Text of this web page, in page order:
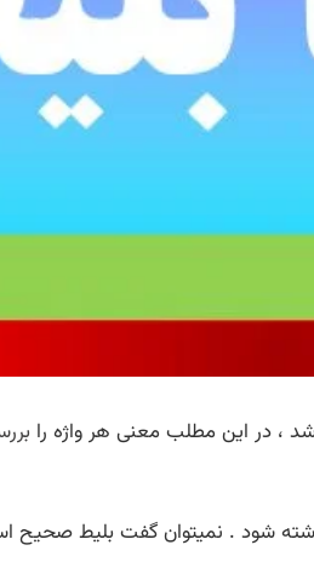
، در این مطلب معنی هر واژه را
شود . نمیتوان گفت بلیط صحیح